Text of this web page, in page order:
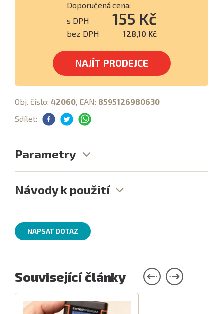
Doporučená cena:
s DPH
155 Kč
bez DPH 128,10 Kč
NAJÍT PRODEJCE
Obj. číslo: 42060, EAN: 8595126980630
Sdílet:
Parametry
Návody k použití
NAPSAT DOTAZ
Související články